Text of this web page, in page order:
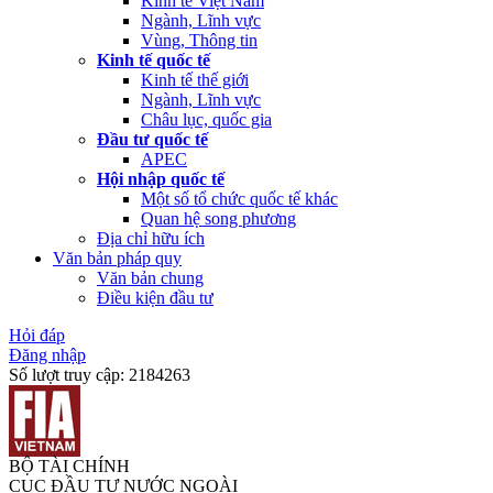
Ngành, Lĩnh vực
Vùng, Thông tin
Kinh tế quốc tế
Kinh tế thế giới
Ngành, Lĩnh vực
Châu lục, quốc gia
Đầu tư quốc tế
APEC
Hội nhập quốc tế
Một số tổ chức quốc tế khác
Quan hệ song phương
Địa chỉ hữu ích
Văn bản pháp quy
Văn bản chung
Điều kiện đầu tư
Hỏi đáp
Đăng nhập
Số lượt truy cập: 2184263
BỘ TÀI CHÍNH
CỤC ĐẦU TƯ NƯỚC NGOÀI